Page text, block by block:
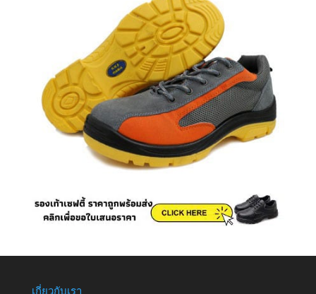
เกี่ยวกับเรา